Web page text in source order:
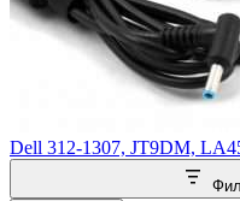
Dell 312-1307, JT9DM,